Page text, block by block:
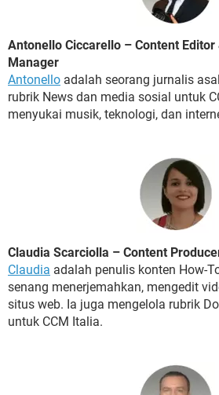
Antonello Ciccarello – Content Editor
Manager
Antonello adalah seorang jurnalis
rubrik News dan media sosial untuk
menyukai musik, teknologi, dan
Claudia Scarciolla – Content
Claudia adalah penulis konten How-
senang menerjemahkan, mengedit
situs web. Ia juga mengelola rubrik
untuk CCM Italia.